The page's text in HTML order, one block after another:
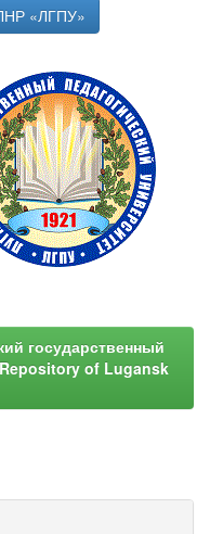
«ЛГПУ»
государственный
of Lugansk